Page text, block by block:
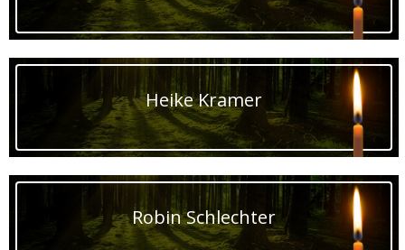
Heike Kramer
Robin Schlechter